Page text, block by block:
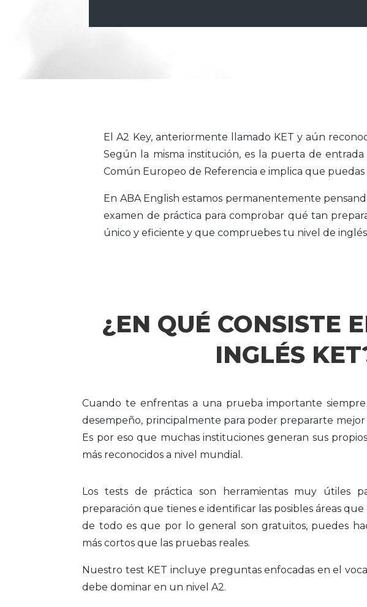
El A2 Key, anteriormente llamado KET y aún
Según la misma institución, es la puerta de
Común Europeo de Referencia e implica que
En ABA English estamos permanentemente
examen de práctica para comprobar qué tan
único y eficiente y que compruebes tu nivel de
¿EN QUÉ CONSISTE
INGLÉS
Cuando te enfrentas a una prueba importante
desempeño, principalmente para poder prepararte
Es por eso que muchas instituciones generan sus
más reconocidos a nivel mundial.
Los tests de práctica son herramientas muy útiles
preparación que tienes e identificar las posibles áreas
de todo es que por lo general son gratuitos, puedes
más cortos que las pruebas reales.
Nuestro test KET incluye preguntas enfocadas en el
debe dominar en un nivel A2.